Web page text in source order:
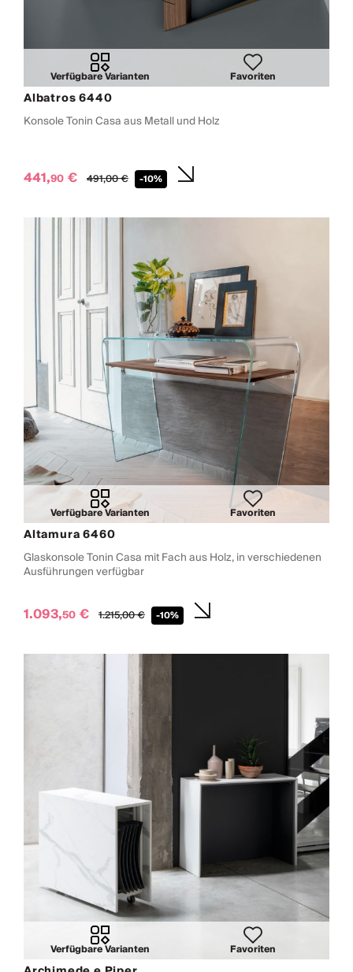
Verfügbare Varianten Favoriten
Albatros 6440
Konsole Tonin Casa aus Metall und Holz
441,90 € 491,00€ -10%
Verfügbare Varianten Favoriten
Altamura 6460
Glaskonsole Tonin Casa mit Fach aus Holz, in verschiedenen
Ausführungen verfügbar
1.093,50 € 1.215,00€ -10%
Verfügbare Varianten Favoriten